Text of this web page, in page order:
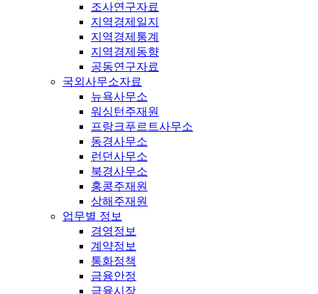
조사연구자료
지역경제일지
지역경제통계
지역경제동향
공동연구자료
국외사무소자료
뉴욕사무소
워싱턴주재원
프랑크푸르트사무소
동경사무소
런던사무소
북경사무소
홍콩주재원
상해주재원
업무별 정보
경영정보
계약정보
통화정책
금융안정
금융시장